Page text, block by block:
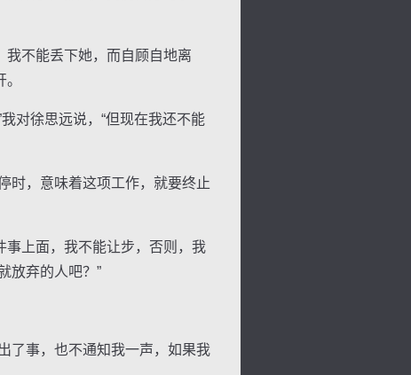
不能丢下她，而自顾自地离
对徐思远说，“但现在我还不能
，意味着这项工作，就要终止
上面，我不能让步，否则，我
放弃的人吧？”
事，也不通知我一声，如果我